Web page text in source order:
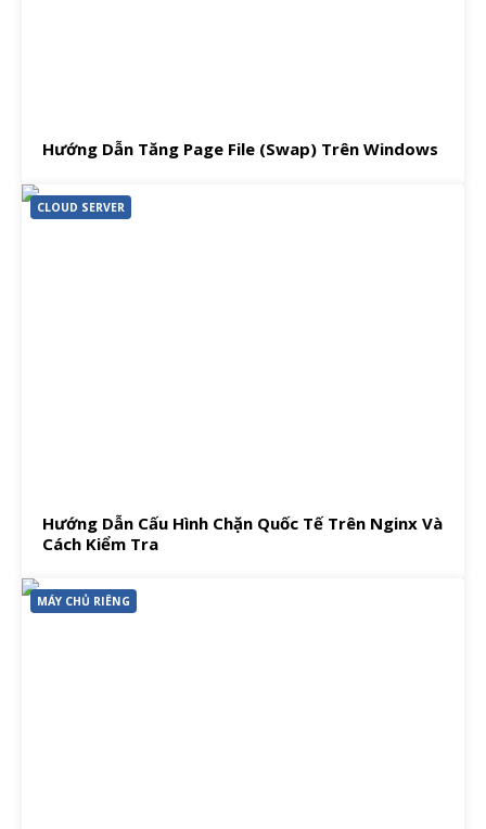
Hướng Dẫn Tăng Page File (Swap) Trên Windows
CLOUD SERVER
Hướng Dẫn Cấu Hình Chặn Quốc Tế Trên Nginx Và
Cách Kiểm Tra
MÁY CHỦ RIÊNG